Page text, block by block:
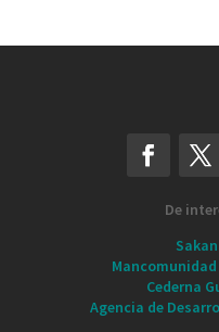
De
Cederna
Agencia de